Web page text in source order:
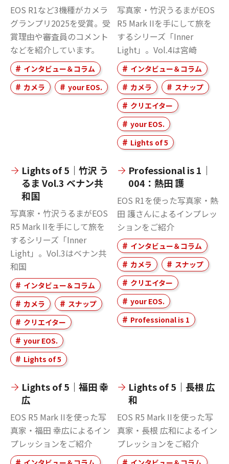
EOS R1など3機種がカメラ
グランプリ2025を受賞。受
賞理由や審査員のコメント
などを紹介しています。
インタビュー＆コラム
カメラ
your EOS.
写真家・竹沢うるまがEOS
R5 Mark IIを手にして旅を
するシリーズ「Inner
Light」。Vol.4は宮崎
インタビュー＆コラム
カメラ
スナップ
クリエイター
your EOS.
Lights of 5
Lights of 5｜竹沢 う
るま Vol.3 ベナン共
和国
写真家・竹沢うるまがEOS
R5 Mark IIを手にして旅を
するシリーズ「Inner
Light」。Vol.3はベナン共
和国
インタビュー＆コラム
カメラ
スナップ
クリエイター
your EOS.
Lights of 5
Professional is 1｜
004：熱田 護
EOS R1を使った写真家・熱
田 護さんによるインプレッ
ションをご紹介
インタビュー＆コラム
カメラ
スナップ
クリエイター
your EOS.
Professional is 1
Lights of 5｜福田 幸
広
EOS R5 Mark IIを使った写
真家・福田 幸広によるイン
プレッションをご紹介
Lights of 5｜長根 広
和
EOS R5 Mark IIを使った写
真家・長根 広和によるイン
プレッションをご紹介